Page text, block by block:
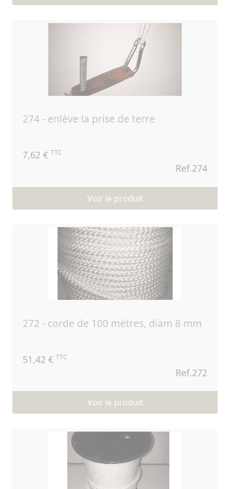
274 - enlève la prise de terre
7,62 € TTC
Ref.274
Voir le produit
272 - corde de 100 mètres, diam 8 mm
51,42 € TTC
Ref.272
Voir le produit